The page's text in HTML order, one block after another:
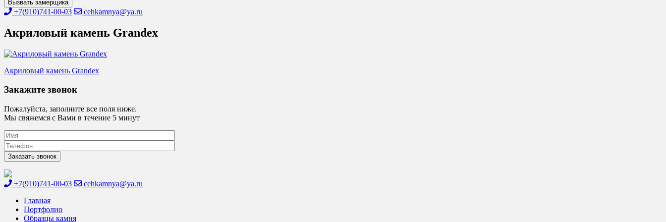
Вызвать замерщика
+7(910)741-00-03 cehkamnya@ya.ru
Акриловый камень Grandex
Навигация
по
Акриловый камень Grandex
Закажите звонок
Пожалуйста, заполните все поля ниже.
Мы свяжемся с Вами в течение 5 минут
+7(910)741-00-03
cehkamnya@ya.ru
Главная
Портфолио
Образцы камня